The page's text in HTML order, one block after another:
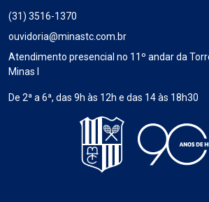
(31) 3516-1370
ouvidoria@minastc.com.br
Atendimento presencial no 11º andar da
Minas I
De 2ª a 6ª, das 9h às 12h e das 14 às 18h30